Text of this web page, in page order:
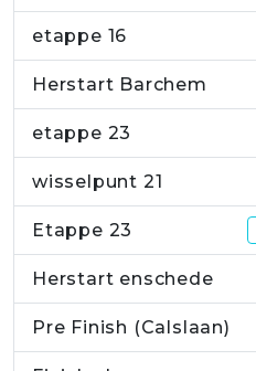
etappe 16
Herstart Barchem
etappe 23
wisselpunt 21
Etappe 23
Herstart enschede
Pre Finish (Calslaan)